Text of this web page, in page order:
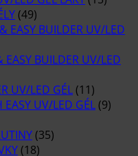
(49)
EASY BUILDER UV/LED
EASY BUILDER UV/LED
UV/LED GÉL (11)
EASY UV/LED GÉL (9)
(35)
(18)